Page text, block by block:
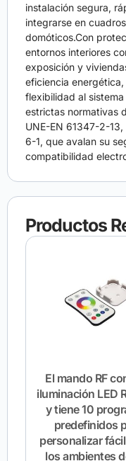
instalación segura,
integrarse en
domóticos.Con
entornos interiores
exposición y
eficiencia
flexibilidad al
estrictas normativas
UNE-EN 61347-2-
6-1, que avalan su
compatibilidad
Productos
El mando RF
iluminación LED
y tiene 10
predefinidos
personalizar
los ambientes